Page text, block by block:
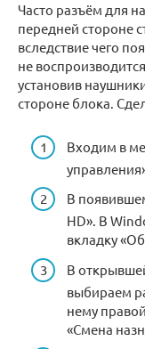
Часто разъём для
передней стороне
вследствие чего
не
установив
стороне блока.
Входим в
В
HD». В
вкладку
В
выбираем
нему
«Смена